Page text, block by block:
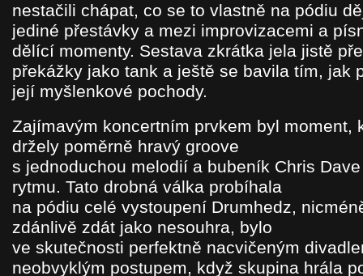
nestačili chápat, co se to vlastně na pódiu
jediné přestávky a mezi improvizacemi a
dělící momenty. Sestava zkrátka jela jistě
překážky jako tank a ještě se bavila tím, jak
její myšlenkové pochody.
Zajímavým koncertním prvkem byl moment,
držely poměrně hravý groove
s jednoduchou melodií a bubeník Chris
rytmu. Tato drobná válka probíhala
na pódiu celé vystoupení Drumhedz,
zdánlivě zdát jako nesouhra, bylo
ve skutečnosti perfektně nacvičeným
neobvyklým postupem, když skupina hrála